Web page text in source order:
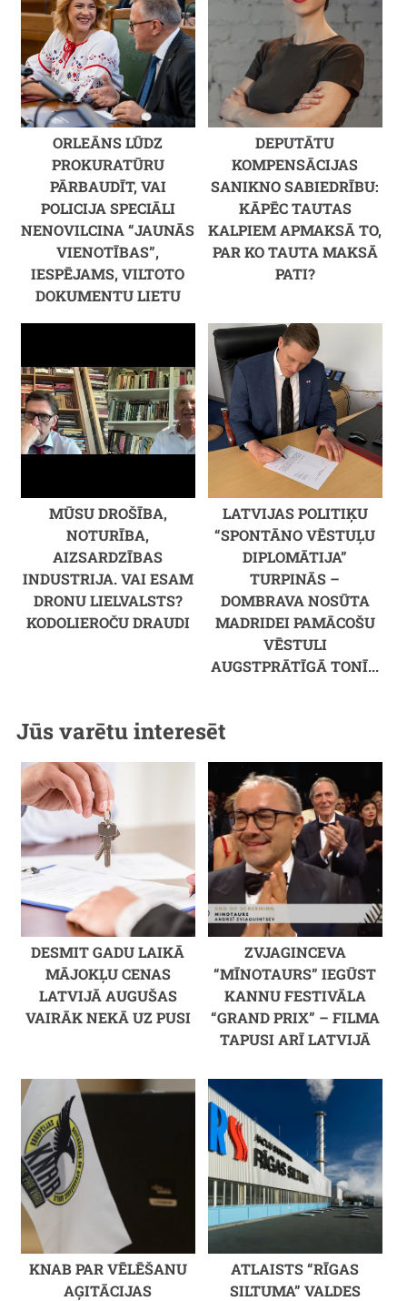
ORLEĀNS LŪDZ
PROKURATŪRU
PĀRBAUDĪT, VAI
POLICIJA SPECIĀLI
NENOVILCINA “JAUNĀS
VIENOTĪBAS”,
IESPĒJAMS, VILTOTO
DOKUMENTU LIETU
DEPUTĀTU
KOMPENSĀCIJAS
SANIKNO SABIEDRĪBU:
KĀPĒC TAUTAS
KALPIEM APMAKSĀ TO,
PAR KO TAUTA MAKSĀ
PATI?
MŪSU DROŠĪBA,
NOTURĪBA,
AIZSARDZĪBAS
INDUSTRIJA. VAI ESAM
DRONU LIELVALSTS?
KODOLIEROČU DRAUDI
LATVIJAS POLITIĶU
“SPONTĀNO VĒSTUĻU
DIPLOMĀTIJA”
TURPINĀS –
DOMBRAVA NOSŪTA
MADRIDEI PAMĀCOŠU
VĒSTULI
AUGSTPRĀTĪGĀ TONĪ...
Jūs varētu interesēt
DESMIT GADU LAIKĀ
MĀJOKĻU CENAS
LATVIJĀ AUGUŠAS
VAIRĀK NEKĀ UZ PUSI
ZVJAGINCEVA
“MĪNOTAURS” IEGŪST
KANNU FESTIVĀLA
“GRAND PRIX” – FILMA
TAPUSI ARĪ LATVIJĀ
KNAB PAR VĒLĒŠANU
AĢITĀCIJAS
ATLAISTS “RĪGAS
SILTUMA” VALDES